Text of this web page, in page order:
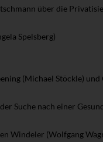
über die
Spelsberg)
(Michael Stöckle)
Suche nach einer
Windeler (Wolfgang